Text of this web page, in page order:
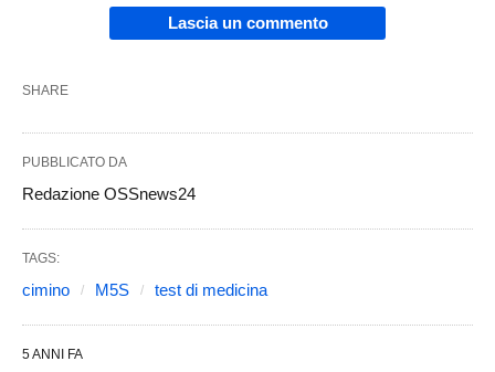
Lascia un commento
SHARE
PUBBLICATO DA
Redazione OSSnews24
TAGS:
cimino M5S test di medicina
5 ANNI FA